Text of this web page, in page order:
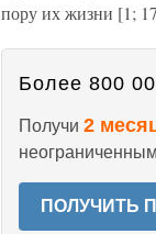
пору их жизни [1;
Более 800
Получи 2
ПОЛУЧИТЬ